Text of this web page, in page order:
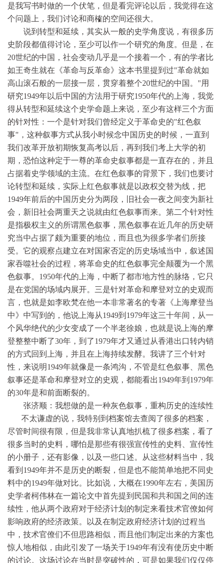
是我写书时做的一个伏笔，但是看完评论以后，我觉得在这
个问题上，我们讨论和商榷的空间还很大。
说到转型和延续，其实从一般的史学角度说，有很多历
史阶段都值得讨论，至少可以作一个研究的角度。但是，在
20世纪的中国，社会变动几乎是一个接着一个，有的学者比
如王奇生就在《革命与反革命》这本书里提到过"革命就如
高山滚石般的一层接一层，贯穿着整个20世纪的中国。"用
研究1949年以后中国的方法用于研究1950年代的上海，我觉
得从转型和延续这个史学命题上来说，至少有这样三个方面
的针对性：一个是针对我们曾经定义于革命史的"红色叙
事"，这种叙事方式从我小时候念中国历史的时候，一直到
我们改革开放初期恢复高考以后，再到我们考上大学的初
期，恐怕这种定于一尊的革命史叙事都是一直存在的，并且
占据着史学领域的主流。在红色叙事的背景下，我们也要讨
论转型和延续，实际上红色叙事就是以政权交替为线，把
1949年前后的中国历史分为两段，旧社会一夜之间变为新社
会，新旧社会两重天之说就由红色叙事而来。第二个针对性
是指极权主义的所谓黑色叙事，黑色叙事在近几年的历史研
究当中占据了颇为重要的地位，而且也为很多学者们所接
受。它的观察点建立在对国家否定的历史场域当中，叙述国
家吞噬社会的过程，将革命史的红色叙事完全颠覆为一个黑
色叙事。1950年代的上海，中断了都市地方性的脉络，它只
是在党国的场域内展开。三是针对革命和摩登对立的史观而
言，也就是如李欧梵在他一本非常著名的专著《上海摩登当
中》中写到的，他说上海从1949到1979年这三十年间，从一
个风华绝代的少女变成了一个半老徐娘，也就是说上海的摩
登整整中断了30年，到了1979年才又通过从香港出口转内销
的方式回到上海，并且在上海持续发酵。我讲了三个针对
性，来说明1949年就像是一条鸿沟，不管是红色叙事、黑色
叙事还是革命和摩登对立的史观，都能看出1949年到1979年
的30年是和前面断裂的。
张济顺：我想做的是一种灰色叙事，重构历史的连续性
不太谦虚的说，我特别到档案馆去查阅了很多的档案，
尽管时间很有限，但是我非常认真地扒梳了很多档案，看了
很多当时的史料，哪怕是那些有很强宣传性的史料、宣传性
的小册子，还有影像，以及一些口述。从这些材料当中，我
看到1949年并不是历史的断裂，但是也不能简单地把不同史
料中的1949年做对比。比如说，大概在1990年左右，美国历
史学者柯伟林在一篇论文中首先提到民国和共和国之间的连
续性，他从两个政府对于经济计划的制定来看技术官僚如何
影响政府的经济政策。以及在制定政府经济计划的过程当
中，技术官僚们不但思路相似，而且他们制定出来的方案也
惊人地相似，由此引发了一场关于1949年有没有使历史中断
的讨论。这场讨论在当时是突破性的，可是如果我们仅仅停